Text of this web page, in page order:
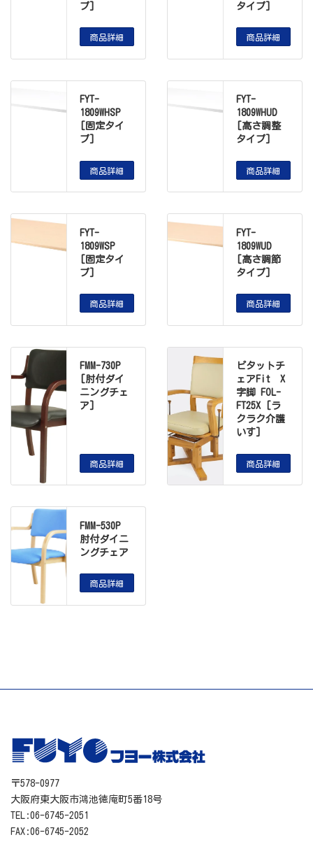
プ]
商品詳細
タイプ]
商品詳細
FYT-
1809WHSP
[固定タイ
プ]
商品詳細
FYT-
1809WHUD
[高さ調整
タイプ]
商品詳細
FYT-
1809WSP
[固定タイ
プ]
商品詳細
FYT-
1809WUD
[高さ調節
タイプ]
商品詳細
FMM-730P
[肘付ダイ
ニングチェ
ア]
商品詳細
ピタットチ
ェアFit X
字脚 FOL-
FT25X [ラ
クラク介護
いす]
商品詳細
FMM-530P
肘付ダイニ
ングチェア
商品詳細
〒578-0977
大阪府東大阪市鴻池徳庵町5番18号
TEL:06-6745-2051
FAX:06-6745-2052